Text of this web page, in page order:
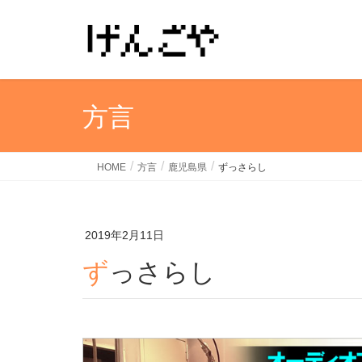
方言
HOME 方言 鹿児島県 ずっさらし
2019年2月11日
ずっさらし